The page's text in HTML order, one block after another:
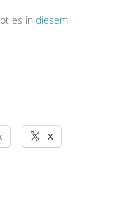
es in diesem
X